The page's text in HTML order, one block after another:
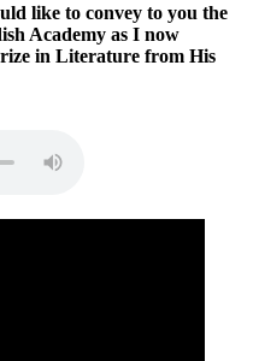
like to convey to you the
Academy as I now
in Literature from His